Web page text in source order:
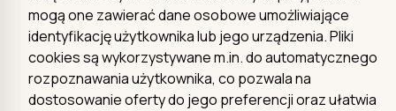
mogą one zawierać dane osobowe umożliwiające
identyfikację użytkownika lub jego urządzenia. Pliki
cookies są wykorzystywane m.in. do automatycznego
rozpoznawania użytkownika, co pozwala na
dostosowanie oferty do jego preferencji oraz ułatwia